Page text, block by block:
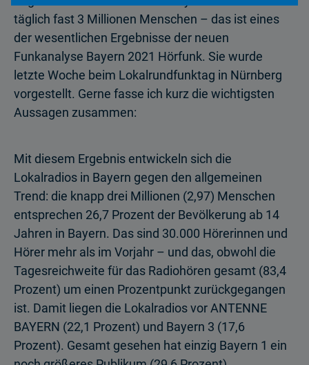
täglich fast 3 Millionen Menschen – das ist eines
der wesentlichen Ergebnisse der neuen
Funkanalyse Bayern 2021 Hörfunk. Sie wurde
letzte Woche beim Lokalrundfunktag in Nürnberg
vorgestellt. Gerne fasse ich kurz die wichtigsten
Aussagen zusammen:
Mit diesem Ergebnis entwickeln sich die
Lokalradios in Bayern gegen den allgemeinen
Trend: die knapp drei Millionen (2,97) Menschen
entsprechen 26,7 Prozent der Bevölkerung ab 14
Jahren in Bayern. Das sind 30.000 Hörerinnen und
Hörer mehr als im Vorjahr – und das, obwohl die
Tagesreichweite für das Radiohören gesamt (83,4
Prozent) um einen Prozentpunkt zurückgegangen
ist. Damit liegen die Lokalradios vor ANTENNE
BAYERN (22,1 Prozent) und Bayern 3 (17,6
Prozent). Gesamt gesehen hat einzig Bayern 1 ein